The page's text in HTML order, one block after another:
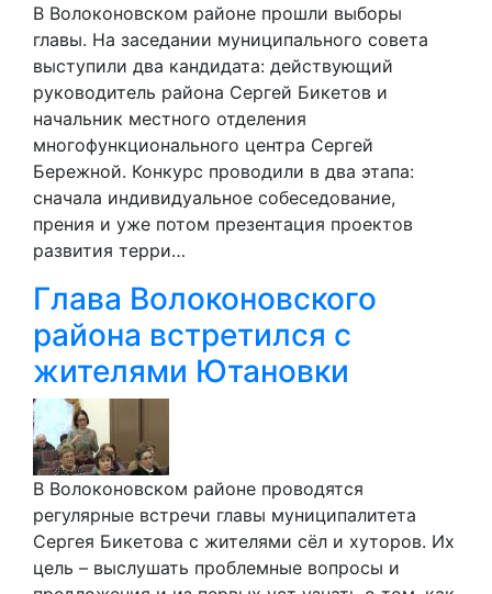
В Волоконовском районе прошли выборы
главы. На заседании муниципального совета
выступили два кандидата: действующий
руководитель района Сергей Бикетов и
начальник местного отделения
многофункционального центра Сергей
Бережной. Конкурс проводили в два этапа:
сначала индивидуальное собеседование,
прения и уже потом презентация проектов
развития терри…
Глава Волоконовского
района встретился с
жителями Ютановки
В Волоконовском районе проводятся
регулярные встречи главы муниципалитета
Сергея Бикетова с жителями сёл и хуторов. Их
цель – выслушать проблемные вопросы и